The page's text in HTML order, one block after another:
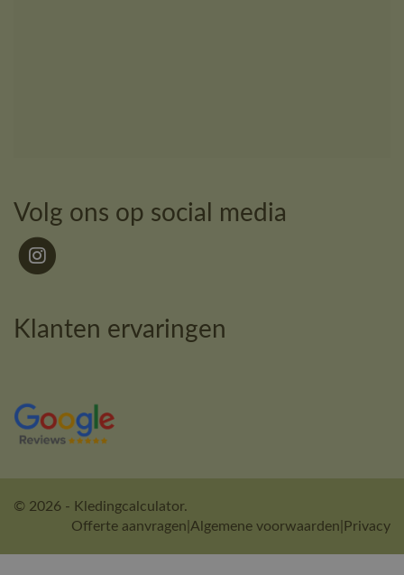
Volg ons op social media
Klanten ervaringen
© 2026 - Kledingcalculator.
Offerte aanvragen Algemene voorwaarden Privacy